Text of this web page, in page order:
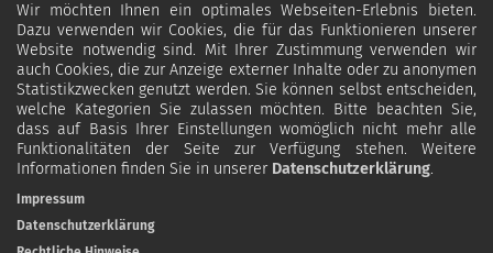
Wir möchten Ihnen ein optimales Webseiten-Erlebnis bieten.
Dazu verwenden wir Cookies, die für das Funktionieren unserer
Website notwendig sind. Mit Ihrer Zustimmung verwenden wir
auch Cookies, die zur Anzeige externer Inhalte oder zu anonymen
Statistikzwecken genutzt werden. Sie können selbst entscheiden,
welche Kategorien Sie zulassen möchten. Bitte beachten Sie,
dass auf Basis Ihrer Einstellungen womöglich nicht mehr alle
Funktionalitäten der Seite zur Verfügung stehen. Weitere
Informationen finden Sie in unserer Datenschutzerklärung.
Impressum
Datenschutzerklärung